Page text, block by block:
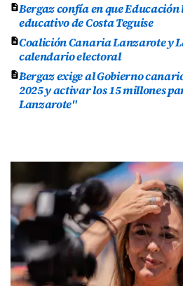
Bergaz confía en que
educativo de Costa Teguise
Coalición Canaria Lanzarote y
calendario electoral
Bergaz exige al Gobierno
2025 y activar los 15 millones
Lanzarote"